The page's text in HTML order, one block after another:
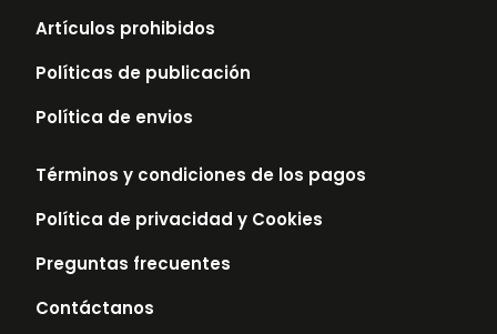
Artículos prohibidos
Políticas de publicación
Política de envios
Términos y condiciones de los pagos
Política de privacidad y Cookies
Preguntas frecuentes
Contáctanos